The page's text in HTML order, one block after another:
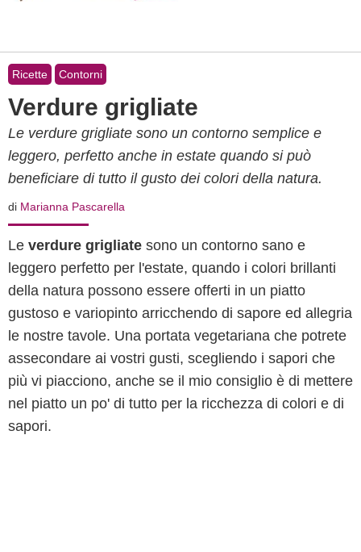
Ricette Contorni
Verdure grigliate
Le verdure grigliate sono un contorno semplice e
leggero, perfetto anche in estate quando si può
beneficiare di tutto il gusto dei colori della natura.
di Marianna Pascarella
Le verdure grigliate sono un contorno sano e
leggero perfetto per l'estate, quando i colori brillanti
della natura possono essere offerti in un piatto
gustoso e variopinto arricchendo di sapore ed allegria
le nostre tavole. Una portata vegetariana che potrete
assecondare ai vostri gusti, scegliendo i sapori che
più vi piacciono, anche se il mio consiglio è di mettere
nel piatto un po' di tutto per la ricchezza di colori e di
sapori.